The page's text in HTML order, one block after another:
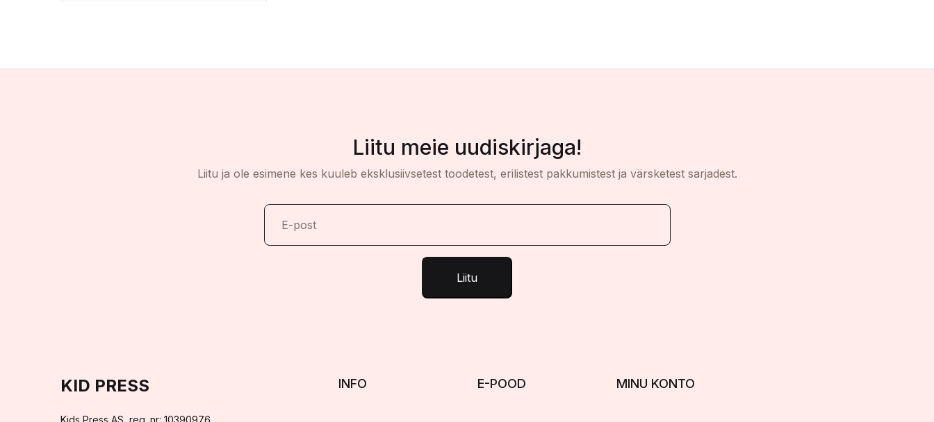
Liitu meie uudiskirjaga!
Liitu ja ole esimene kes kuuleb eksklusiivsetest toodetest, erilistest pakkumistest ja värsketest sarjadest.
Liitu
KID PRESS INFO E-POOD MINU KONTO